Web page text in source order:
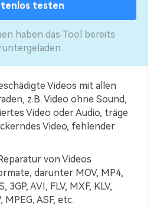
testen
haben das Tool bereits
Videos mit allen
z.B. Video ohne Sound,
Video oder Audio, träge
Video, fehlender
von Videos
darunter MOV, MP4,
3GP, AVI, FLV, MXF, KLV,
MPEG, ASF, etc.